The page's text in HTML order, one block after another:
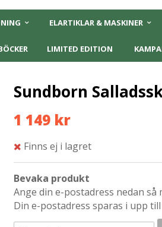
ELARTIKLAR & MASKINER
LIMITED EDITION
Sundborn
1 149 kr
Finns ej i lagret
Bevaka produkt
Ange din e-postadress nedan
Din e-postadress sparas i upp till